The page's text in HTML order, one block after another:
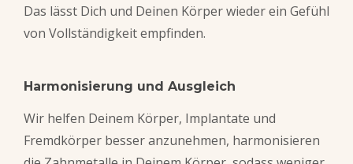
Das lässt Dich und Deinen Körper wieder ein Gefühl
von Vollständigkeit empfinden.
Harmonisierung und Ausgleich
Wir helfen Deinem Körper, Implantate und
Fremdkörper besser anzunehmen, harmonisieren